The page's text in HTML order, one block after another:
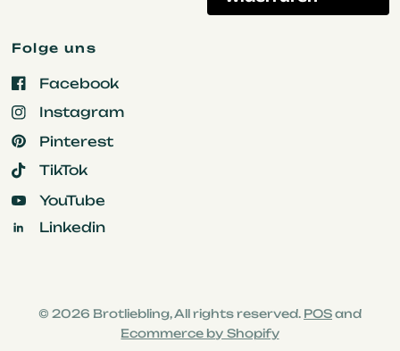
Folge uns
Facebook
Instagram
Pinterest
TikTok
YouTube
Linkedin
© 2026 Brotliebling, All rights reserved. POSand
Ecommerce by Shopify